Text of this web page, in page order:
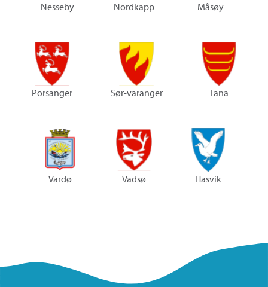
Nesseby Nordkapp Måsøy
Porsanger Sør-varanger Tana
Vardø Vadsø Hasvik